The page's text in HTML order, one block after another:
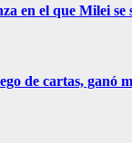
en el que Milei
de cartas,